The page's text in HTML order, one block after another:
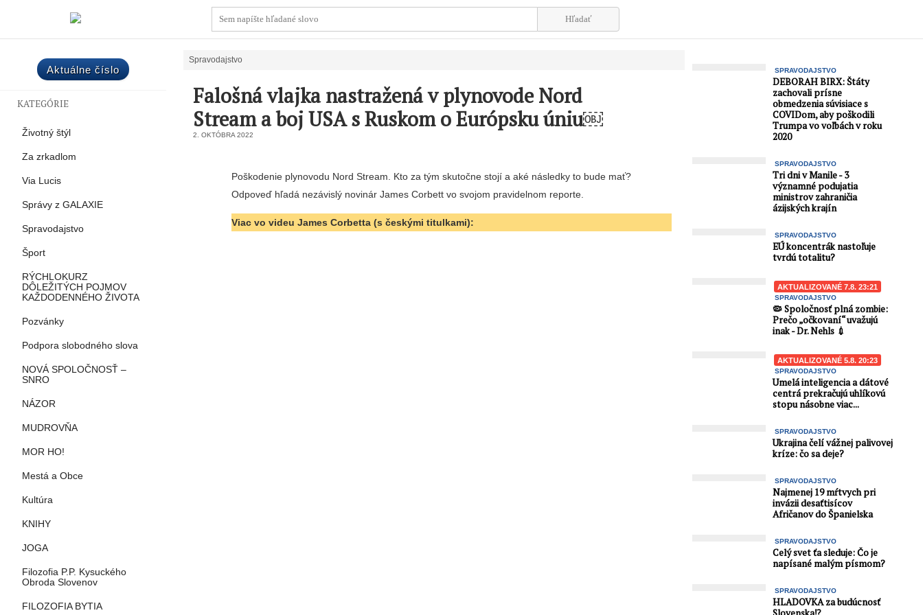
Aktuálne číslo
KATEGÓRIE
Životný štýl
Za zrkadlom
Via Lucis
Správy z GALAXIE
Spravodajstvo
Šport
RÝCHLOKURZ
DÔLEŽITÝCH POJMOV
KAŽDODENNÉHO ŽIVOTA
Pozvánky
Podpora slobodného slova
NOVÁ SPOLOČNOSŤ –
SNRO
NÁZOR
MUDROVŇA
MOR HO!
Mestá a Obce
Kultúra
KNIHY
JOGA
Filozofia P.P. Kysuckého
Obroda Slovenov
FILOZOFIA BYTIA
Spravodajstvo
Falošná vlajka nastražená v plynovode Nord
Stream a boj USA s Ruskom o Európsku úniu￼
2. OKTÓBRA 2022
Poškodenie plynovodu Nord Stream. Kto za tým skutočne stojí a aké následky to bude mať?
Odpoveď hľadá nezávislý novinár James Corbett vo svojom pravidelnom reporte.
Viac vo videu James Corbetta (s českými titulkami):
SPRAVODAJSTVO
DEBORAH BIRX: Štáty
zachovali prísne
obmedzenia súvisiace s
COVIDom, aby poškodili
Trumpa vo voľbách v roku
2020
SPRAVODAJSTVO
Tri dni v Manile - 3
významné podujatia
ministrov zahraničia
ázijských krajín
SPRAVODAJSTVO
EÚ koncentrák nastoľuje
tvrdú totalitu?
AKTUALIZOVANÉ 7.8. 23:21
SPRAVODAJSTVO
🦠 Spoločnosť plná zombie:
Prečo „očkovaní“ uvažujú
inak - Dr. Nehls 💉
AKTUALIZOVANÉ 5.8. 20:23
SPRAVODAJSTVO
Umelá inteligencia a dátové
centrá prekračujú uhlíkovú
stopu násobne viac...
SPRAVODAJSTVO
Ukrajina čelí vážnej palivovej
kríze: čo sa deje?
SPRAVODAJSTVO
Najmenej 19 mŕtvych pri
invázii desaťtisícov
Afričanov do Španielska
SPRAVODAJSTVO
Celý svet ťa sleduje: Čo je
napísané malým písmom?
SPRAVODAJSTVO
HLADOVKA za budúcnosť